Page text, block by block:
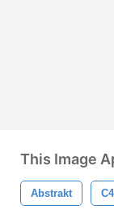
This Image
Abstrakt